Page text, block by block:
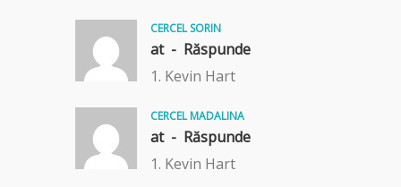
CERCEL SORIN
at - Răspunde
1. Kevin Hart
CERCEL MADALINA
at - Răspunde
1. Kevin Hart